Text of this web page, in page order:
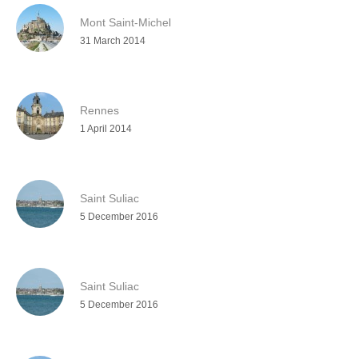
Mont Saint-Michel
31 March 2014
Rennes
1 April 2014
Saint Suliac
5 December 2016
Saint Suliac
5 December 2016